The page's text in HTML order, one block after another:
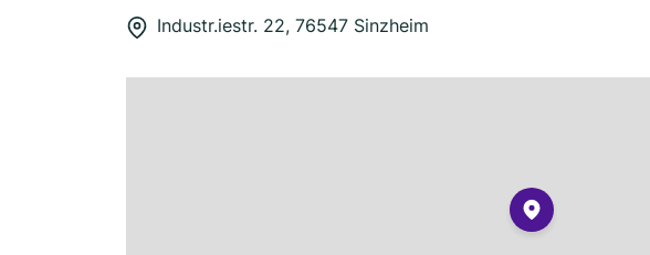
Industr.iestr. 22, 76547 Sinzheim